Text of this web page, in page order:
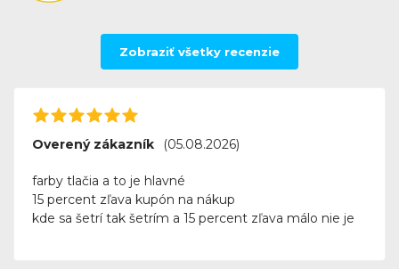
Zobraziť všetky recenzie
Overený zákazník (05.08.2026)
farby tlačia a to je hlavné
15 percent zľava kupón na nákup
kde sa šetrí tak šetrím a 15 percent zľava málo nie je